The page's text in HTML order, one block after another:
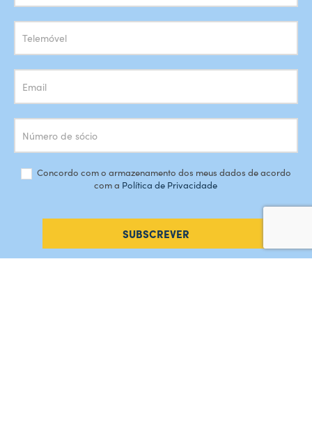
Newsletter
Concordo com o armazenamento dos meus dados de acordo
com a Política de Privacidade
SUBSCREVER